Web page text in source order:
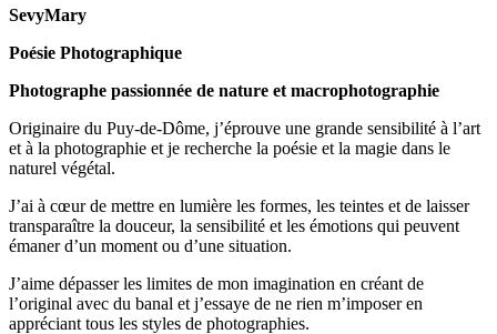
SevyMary
Poésie Photographique
Photographe passionnée de nature et macrophotographie
Originaire du Puy-de-Dôme, j’éprouve une grande sensibilité à l’art
et à la photographie et je recherche la poésie et la magie dans le
naturel végétal.
J’ai à cœur de mettre en lumière les formes, les teintes et de laisser
transparaître la douceur, la sensibilité et les émotions qui peuvent
émaner d’un moment ou d’une situation.
J’aime dépasser les limites de mon imagination en créant de
l’original avec du banal et j’essaye de ne rien m’imposer en
appréciant tous les styles de photographies.